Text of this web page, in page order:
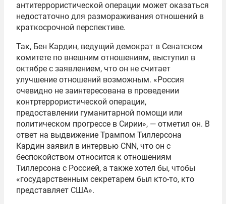
антитеррористической операции может оказаться
недостаточно для размораживания отношений в
краткосрочной перспективе.
Так, Бен Кардин, ведущий демократ в Сенатском
комитете по внешним отношениям, выступил в
октябре с заявлением, что он не считает
улучшение отношений возможным. «Россия
очевидно не заинтересована в проведении
контртеррористической операции,
предоставлении гуманитарной помощи или
политическом прогрессе в Сирии», — отметил он. В
ответ на выдвижение Трампом Тиллерсона
Кардин заявил в интервью CNN, что он с
беспокойством относится к отношениям
Тиллерсона с Россией, а также хотел бы, чтобы
«государственным секретарем был кто-то, кто
представляет США».